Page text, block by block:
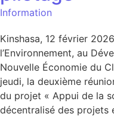
Information
Kinshasa, 12 février
l’Environnement, au
Nouvelle Économie du
jeudi, la deuxième
du projet « Appui de la
décentralisé des projets